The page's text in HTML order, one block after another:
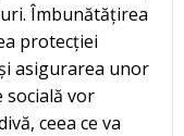
Îmbunătățirea
protecției
asigurarea unor
vor
ceea ce va